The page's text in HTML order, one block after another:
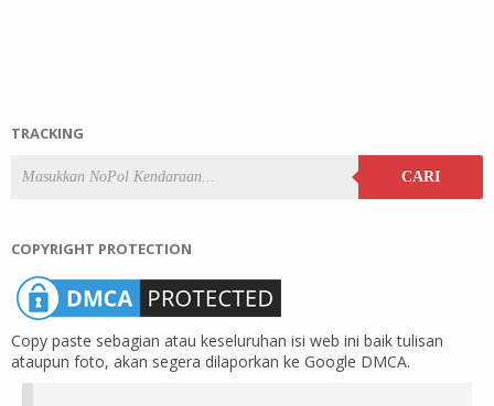
TRACKING
CARI
COPYRIGHT PROTECTION
Copy paste sebagian atau keseluruhan isi web ini baik tulisan
ataupun foto, akan segera dilaporkan ke Google DMCA.